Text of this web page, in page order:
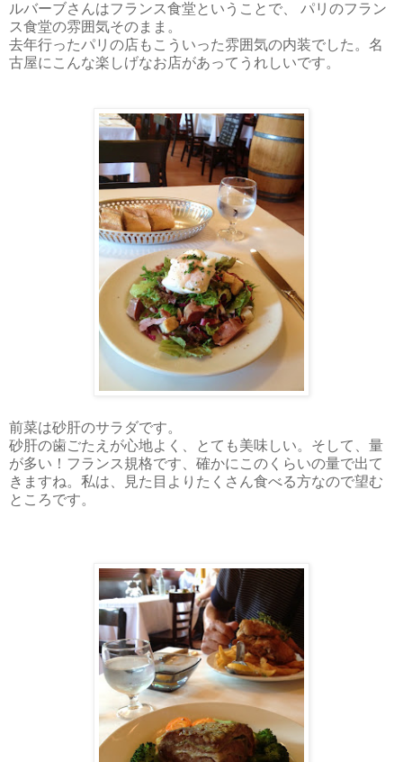
ルバーブさんはフランス食堂ということで、 パリのフラン
ス食堂の雰囲気そのまま。
去年行ったパリの店もこういった雰囲気の内装でした。名
古屋にこんな楽しげなお店があってうれしいです。
前菜は砂肝のサラダです。
砂肝の歯ごたえが心地よく、とても美味しい。そして、量
が多い！フランス規格です、確かにこのくらいの量で出て
きますね。私は、見た目よりたくさん食べる方なので望む
ところです。